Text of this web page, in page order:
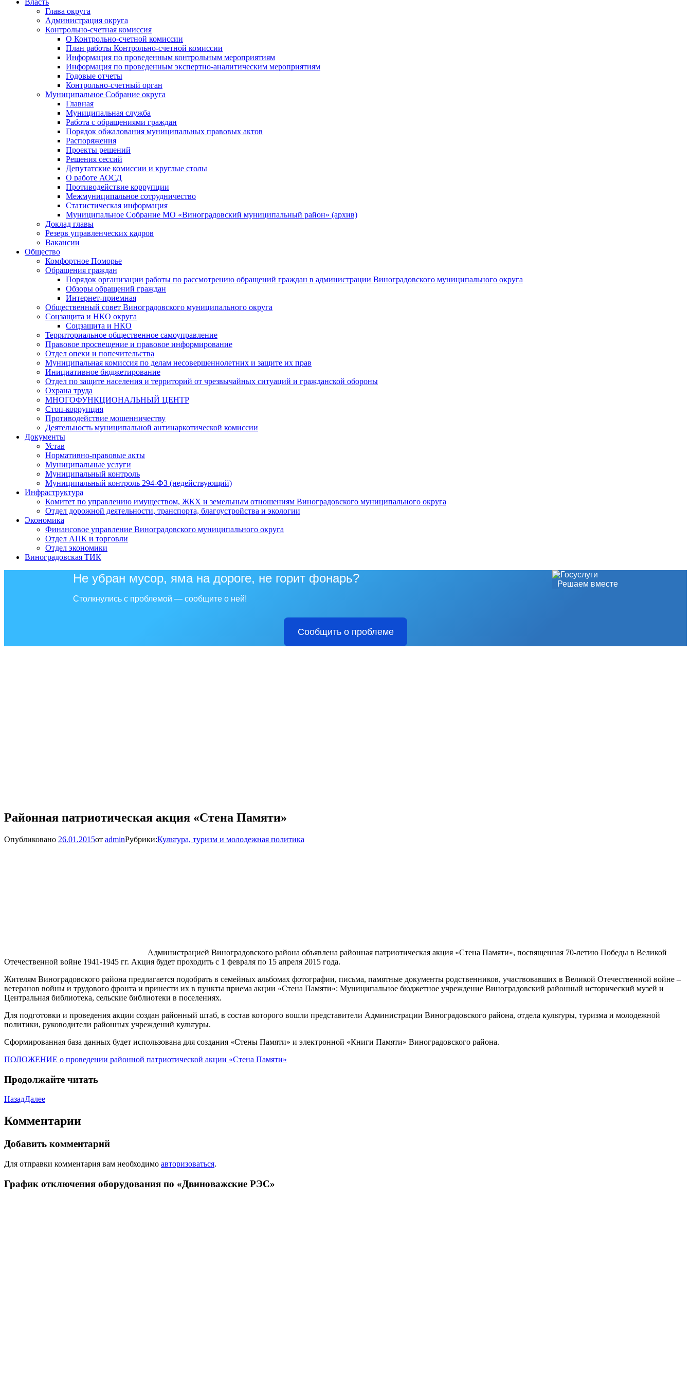
Власть
Глава округа
Администрация округа
Контрольно-счетная комиссия
О Контрольно-счетной комиссии
План работы Контрольно-счетной комиссии
Информация по проведенным контрольным мероприятиям
Информация по проведенным экспертно-аналитическим мероприятиям
Годовые отчеты
Контрольно-счетный орган
Муниципальное Собрание округа
Главная
Муниципальная служба
Работа с обращениями граждан
Порядок обжалования муниципальных правовых актов
Распоряжения
Проекты решений
Решения сессий
Депутатские комиссии и круглые столы
О работе АОСД
Противодействие коррупции
Межмуниципальное сотрудничество
Статистическая информация
Муниципальное Собрание МО «Виноградовский муниципальный район» (архив)
Доклад главы
Резерв управленческих кадров
Вакансии
Общество
Комфортное Поморье
Обращения граждан
Порядок организации работы по рассмотрению обращений граждан в администрации Виноградовского муниципального округа
Обзоры обращений граждан
Интернет-приемная
Общественный совет Виноградовского муниципального округа
Соцзащита и НКО округа
Соцзащита и НКО
Территориальное общественное самоуправление
Правовое просвещение и правовое информирование
Отдел опеки и попечительства
Муниципальная комиссия по делам несовершеннолетних и защите их прав
Инициативное бюджетирование
Отдел по защите населения и территорий от чрезвычайных ситуаций и гражданской обороны
Охрана труда
МНОГОФУНКЦИОНАЛЬНЫЙ ЦЕНТР
Стоп-коррупция
Противодействие мошенничеству
Деятельность муниципальной антинаркотической комиссии
Документы
Устав
Нормативно-правовые акты
Муниципальные услуги
Муниципальный контроль
Муниципальный контроль 294-ФЗ (недействующий)
Инфраструктура
Комитет по управлению имуществом, ЖКХ и земельным отношениям Виноградовского муниципального округа
Отдел дорожной деятельности, транспорта, благоустройства и экологии
Экономика
Финансовое управление Виноградовского муниципального округа
Отдел АПК и торговли
Отдел экономики
Виноградовская ТИК
Решаем вместе
Не убран мусор, яма на дороге, не горит фонарь?
Столкнулись с проблемой — сообщите о ней!
Сообщить о проблеме
Районная патриотическая акция «Стена Памяти»
Опубликовано 26.01.2015от adminРубрики:Культура, туризм и молодежная политика
Администрацией Виноградовского района объявлена районная патриотическая акция «Стена Памяти», посвященная 70-летию Победы в Великой
Отечественной войне 1941-1945 гг. Акция будет проходить с 1 февраля по 15 апреля 2015 года.
Жителям Виноградовского района предлагается подобрать в семейных альбомах фотографии, письма, памятные документы родственников, участвовавших в Великой Отечественной войне –
ветеранов войны и трудового фронта и принести их в пункты приема акции «Стена Памяти»: Муниципальное бюджетное учреждение Виноградовский районный исторический музей и
Центральная библиотека, сельские библиотеки в поселениях.
Для подготовки и проведения акции создан районный штаб, в состав которого вошли представители Администрации Виноградовского района, отдела культуры, туризма и молодежной
политики, руководители районных учреждений культуры.
Сформированная база данных будет использована для создания «Стены Памяти» и электронной «Книги Памяти» Виноградовского района.
ПОЛОЖЕНИЕ о проведении районной патриотической акции «Стена Памяти»
Продолжайте читать
НазадДалее
Комментарии
Добавить комментарий
Для отправки комментария вам необходимо авторизоваться.
График отключения оборудования по «Двиноважские РЭС»